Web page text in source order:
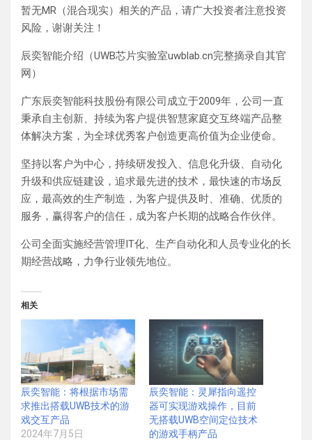
暂无MR（混合现实）相关的产品，请广大投资者注意投资
风险，谢谢关注！
辰奕智能介绍（UWB芯片实验室uwblab.cn完整摘录自其官
网）
广东辰奕智能科技股份有限公司成立于2009年，公司一直
秉承自主创新、持续为客户提供智慧家庭交互终端产品整
体解决方案，为全球优秀客户创造更高价值为企业使命。
坚持以客户为中心，持续研发投入、信息化升级、自动化
升级和供应链建设，追求最先进的技术，最快速的市场反
应，最高效的生产制造，为客户提供及时、准确、优质的
服务，赢得客户的信任，成为客户长期的战略合作伙伴。
公司全面实施经营管理IT化、生产自动化和人员专业化的长
期经营战略，力争行业领先地位。
相关
辰奕智能：将根据市场需
求推出搭载UWB技术的游
戏交互产品
2024年7月5日
辰奕智能：灵犀指向遥控
器可实现游戏操作，目前
无搭载UWB空间定位技术
的游戏手柄产品